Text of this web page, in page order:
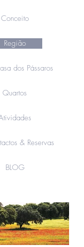
Conceito
Região
dos Pássaros
Quartos
& Reservas
BLOG